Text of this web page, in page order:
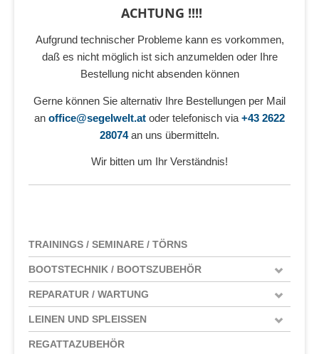
ACHTUNG !!!!
Aufgrund technischer Probleme kann es vorkommen,
daß es nicht möglich ist sich anzumelden oder Ihre
Bestellung nicht absenden können
Gerne können Sie alternativ Ihre Bestellungen per Mail
an office@segelwelt.at oder telefonisch via +43 2622
28074an uns übermitteln.
Wir bitten um Ihr Verständnis!
TRAININGS / SEMINARE / TÖRNS
BOOTSTECHNIK / BOOTSZUBEHÖR
REPARATUR / WARTUNG
LEINEN UND SPLEISSEN
REGATTAZUBEHÖR